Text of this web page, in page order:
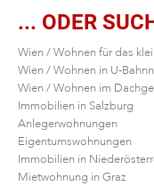
... ODER
Wien / Wohnen für das
Wien / Wohnen in U-
Wien / Wohnen im
Immobilien in Salzburg
Anlegerwohnungen
Eigentumswohnungen
Immobilien in
Mietwohnung in Graz